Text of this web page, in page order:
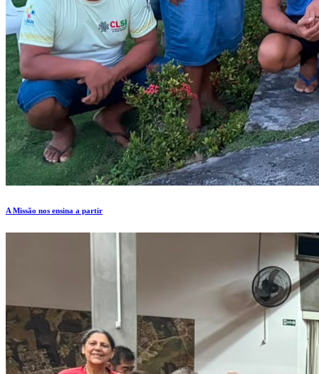
A Missão nos ensina a partir